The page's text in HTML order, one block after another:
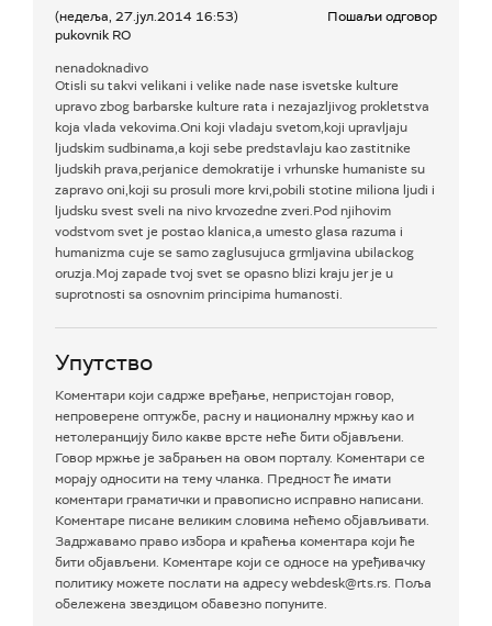
(недеља, 27.јул.2014 16:53)
pukovnik RO
Пошаљи одговор
nenadoknadivo
Otisli su takvi velikani i velike nade nase isvetske kulture
upravo zbog barbarske kulture rata i nezajazljivog prokletstva
koja vlada vekovima.Oni koji vladaju svetom,koji upravljaju
ljudskim sudbinama,a koji sebe predstavlaju kao zastitnike
ljudskih prava,perjanice demokratije i vrhunske humaniste su
zapravo oni,koji su prosuli more krvi,pobili stotine miliona ljudi i
ljudsku svest sveli na nivo krvozedne zveri.Pod njihovim
vodstvom svet je postao klanica,a umesto glasa razuma i
humanizma cuje se samo zaglusujuca grmljavina ubilackog
oruzja.Moj zapade tvoj svet se opasno blizi kraju jer je u
suprotnosti sa osnovnim principima humanosti.
Упутство
Коментари који садрже вређање, непристојан говор,
непроверене оптужбе, расну и националну мржњу као и
нетолеранцију било какве врсте неће бити објављени.
Говор мржње је забрањен на овом порталу. Коментари се
морају односити на тему чланка. Предност ће имати
коментари граматички и правописно исправно написани.
Коментаре писане великим словима нећемо објављивати.
Задржавамо право избора и краћења коментара који ће
бити објављени. Коментаре који се односе на уређивачку
политику можете послати на адресу webdesk@rts.rs. Поља
обележена звездицом обавезно попуните.